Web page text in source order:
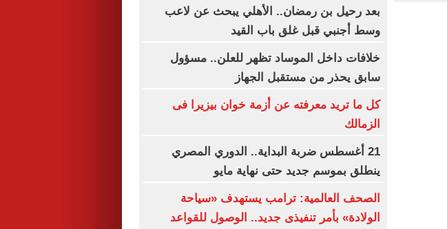
بعد رحيل بن رمضان.. الأهلي يبحث عن لاعب
وسط أجنبي قبل غلق باب القيد
خلافات داخل الموساد تظهر للعلن.. مسؤول
سابق يحذر من مستقبل الجهاز
كل ما تريد معرفته عن أزمة خوان بيزيرا فى
الزمالك
21 أغسطس ضربة البداية.. الدوري المصري
ينطلق بموسم جديد حتى نهاية مايو
الصحف العالمية: ترامب يستهدف «سياحة
الولادة» بأمر تنفيذى جديد.. الوصول للقواعد